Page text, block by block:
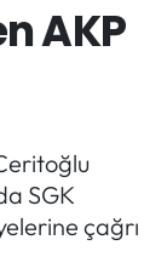
AKP
SGK
çağrı